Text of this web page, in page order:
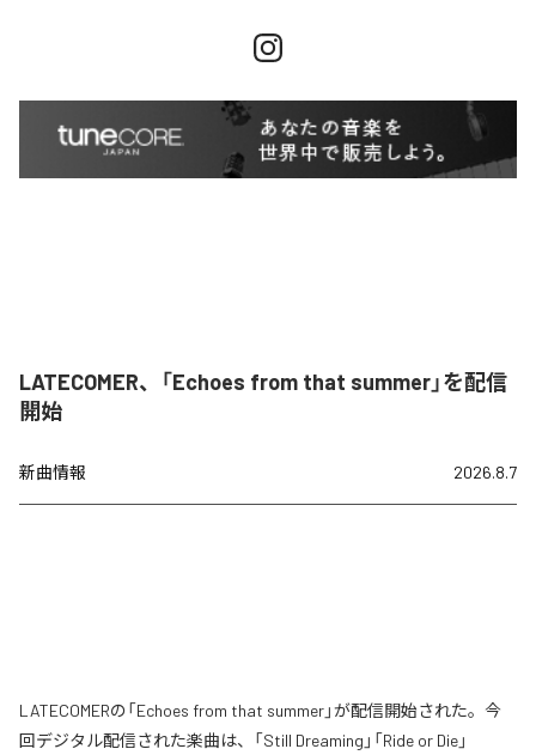
LATECOMER、「Echoes from that summer」を配信
開始
新曲情報 2026.8.7
LATECOMERの「Echoes from that summer」が配信開始された。今
回デジタル配信された楽曲は、「Still Dreaming」「Ride or Die」